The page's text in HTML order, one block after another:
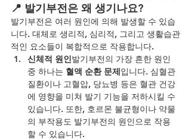
📍 발기부전은 왜 생기나요?
발기부전은 여러 원인에 의해 발생할 수 있습
니다. 대체로 생리적, 심리적, 그리고 생활습관
적인 요소들이 복합적으로 작용합니다.
신체적 원인발기부전의 가장 흔한 원인
중 하나는 혈액 순환 문제입니다. 심혈관
질환이나 고혈압, 당뇨병 등은 혈관 건강
에 영향을 미쳐 발기 기능을 저하시킬 수
있습니다. 또한, 호르몬 불균형이나 약물
의 부작용도 발기부전의 원인으로 작용
할 수 있습니다.